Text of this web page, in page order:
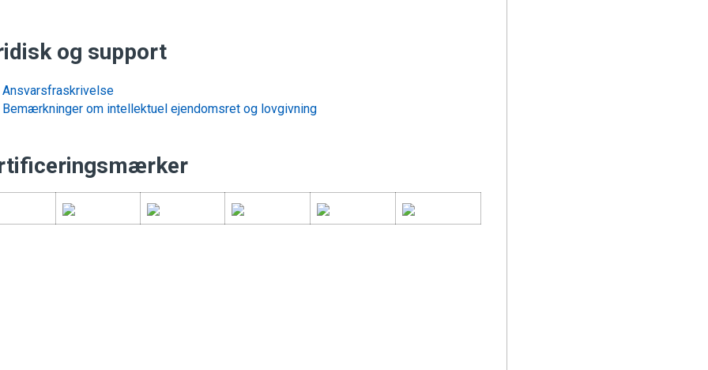
og support
Ansvarsfraskrivelse
Bemærkninger om intellektuel ejendomsret og lovgivning